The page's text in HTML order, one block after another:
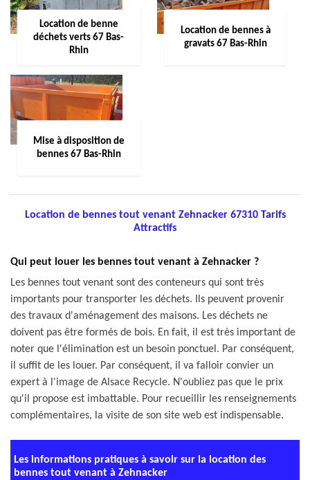
Location de benne
déchets verts 67 Bas-
Rhin
Location de bennes à
gravats 67 Bas-Rhin
Mise à disposition de
bennes 67 Bas-Rhin
Location de bennes tout venant Zehnacker 67310 Tarifs
Attractifs
Qui peut louer les bennes tout venant à Zehnacker ?
Les bennes tout venant sont des conteneurs qui sont très
importants pour transporter les déchets. Ils peuvent provenir
des travaux d'aménagement des maisons. Les déchets ne
doivent pas être formés de bois. En fait, il est très important de
noter que l'élimination est un besoin ponctuel. Par conséquent,
il suffit de les louer. Par conséquent, il va falloir convier un
expert à l'image de Alsace Recycle. N'oubliez pas que le prix
qu'il propose est imbattable. Pour recueillir les renseignements
complémentaires, la visite de son site web est indispensable.
Les informations pratiques à savoir sur la location des
bennes tout venant à Zehnacker